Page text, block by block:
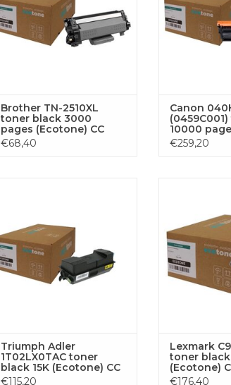
Brother TN-2510XL
toner black 3000
pages (Ecotone) CC
€68,40
Canon
10000
CC
€259,20
Triumph Adler
1T02LX0TAC toner
black 15K (Ecotone) CC
€115,20
ZUM
Lexmark
toner
(Ecotone)
€176,40